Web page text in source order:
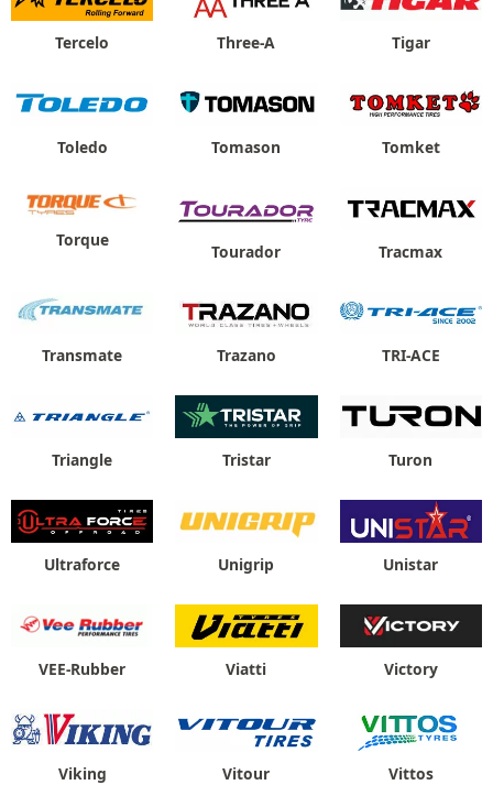
Tercelo Three-A Tigar
Toledo Tomason Tomket
Torque
Tourador Tracmax
Transmate Trazano TRI-ACE
Triangle Tristar Turon
Ultraforce Unigrip Unistar
VEE-Rubber Viatti Victory
Viking Vitour Vittos